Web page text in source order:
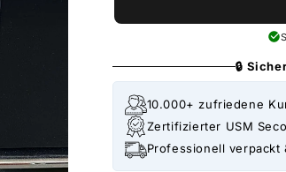
🔒
10.000+ zufriedene
Zertifizierter USM
Professionell